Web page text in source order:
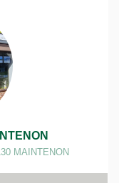
MAINTENON